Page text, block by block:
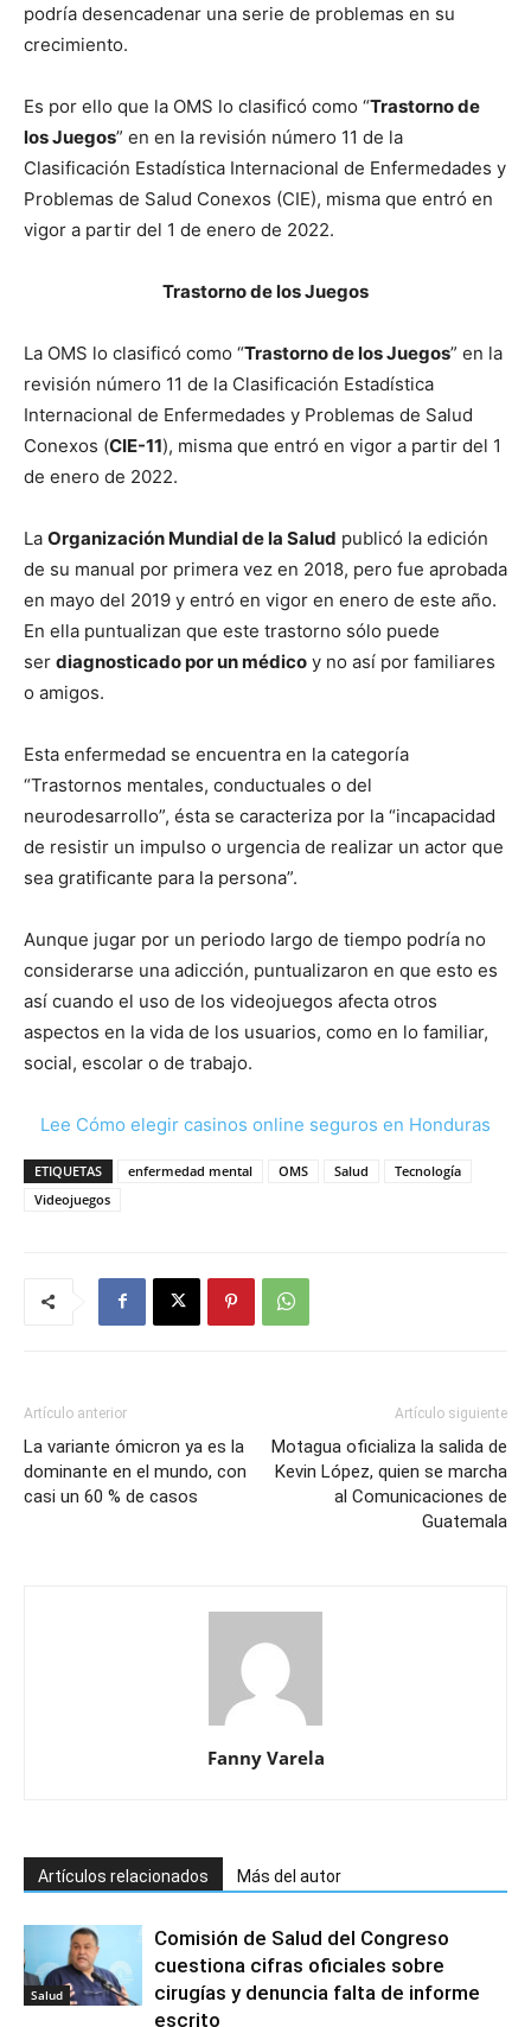
podría desencadenar una serie de problemas en su
crecimiento.
Es por ello que la OMS lo clasificó como “Trastorno de
los Juegos” en en la revisión número 11 de la
Clasificación Estadística Internacional de Enfermedades y
Problemas de Salud Conexos (CIE), misma que entró en
vigor a partir del 1 de enero de 2022.
Trastorno de los Juegos
La OMS lo clasificó como “Trastorno de los Juegos” en la
revisión número 11 de la Clasificación Estadística
Internacional de Enfermedades y Problemas de Salud
Conexos (CIE-11), misma que entró en vigor a partir del 1
de enero de 2022.
La Organización Mundial de la Salud publicó la edición
de su manual por primera vez en 2018, pero fue aprobada
en mayo del 2019 y entró en vigor en enero de este año.
En ella puntualizan que este trastorno sólo puede
ser diagnosticado por un médico y no así por familiares
o amigos.
Esta enfermedad se encuentra en la categoría
“Trastornos mentales, conductuales o del
neurodesarrollo”, ésta se caracteriza por la “incapacidad
de resistir un impulso o urgencia de realizar un actor que
sea gratificante para la persona”.
Aunque jugar por un periodo largo de tiempo podría no
considerarse una adicción, puntualizaron en que esto es
así cuando el uso de los videojuegos afecta otros
aspectos en la vida de los usuarios, como en lo familiar,
social, escolar o de trabajo.
Lee Cómo elegir casinos online seguros en Honduras
ETIQUETAS enfermedad mental OMS Salud
Tecnología
Videojuegos
Artículo anterior
La variante ómicron ya es la
dominante en el mundo, con
casi un 60 % de casos
Artículo siguiente
Motagua oficializa la salida de
Kevin López, quien se marcha
al Comunicaciones de
Guatemala
Fanny Varela
Artículos relacionados Más del autor
Salud
Comisión de Salud del Congreso
cuestiona cifras oficiales sobre
cirugías y denuncia falta de informe
escrito